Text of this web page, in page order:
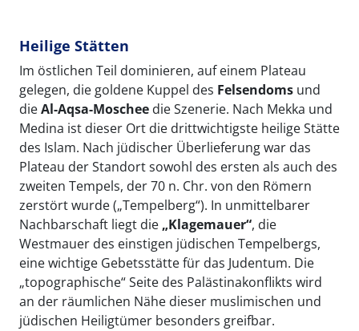
Heilige Stätten
Im östlichen Teil dominieren, auf einem Plateau
gelegen, die goldene Kuppel des Felsendoms und
dieAl-Aqsa-Moschee die Szenerie. Nach Mekka und
Medina ist dieser Ort die drittwichtigste heilige Stätte
des Islam. Nach jüdischer Überlieferung war das
Plateau der Standort sowohl des ersten als auch des
zweiten Tempels, der 70 n. Chr. von den Römern
zerstört wurde („Tempelberg“). In unmittelbarer
Nachbarschaft liegt die „Klagemauer“, die
Westmauer des einstigen jüdischen Tempelbergs,
eine wichtige Gebetsstätte für das Judentum. Die
„topographische“ Seite des Palästinakonflikts wird
an der räumlichen Nähe dieser muslimischen und
jüdischen Heiligtümer besonders greifbar.